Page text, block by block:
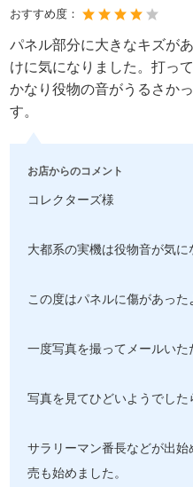
おすすめ度：
パネル部分に大きなキズが
けに気になりました。打っ
かなり役物の音がうるさか
す。
お店からのコメント
コレクターズ様
大都系の実機は役物音が気に
この度はパネルに傷があった
一度写真を撮ってメールいた
写真を見てひどいようでした
サラリーマン番長などが出
売も始めました。